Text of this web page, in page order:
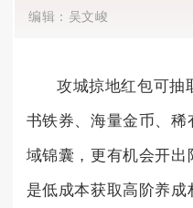
编辑： 吴文峻
攻城掠地红包可抽
书铁券、海量金币、
域锦囊，更有机会开出
是低成本获取高阶养成